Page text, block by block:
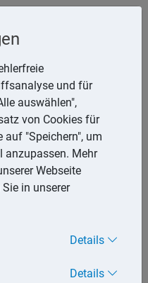
Durch
Rechte und Ansprüche
seine persönlichen
Annahme, dass bei der
und für
auswählen",
von Cookies für
auf "Speichern", um
anzupassen. Mehr
Webseite
in unserer
Details
Details